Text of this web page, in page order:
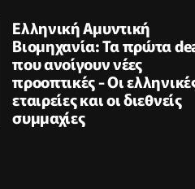
Ελληνική Αμυντική
Βιομηχανία: Τα πρώτα
που ανοίγουν νέες
προοπτικές - Οι
εταιρείες και οι διεθνείς
συμμαχίες